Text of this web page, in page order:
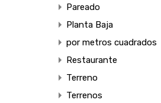
Pareado
Planta Baja
por metros cuadrados
Restaurante
Terreno
Terrenos